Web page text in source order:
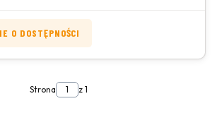
O DOSTĘPNOŚCI
Strona z 1